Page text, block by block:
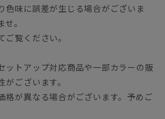
色味に誤差が生じる場合がございま
。
ご覧ください。
ットアップ対応商品や一部カラーの販
ございます。
が異なる場合がございます。予めご